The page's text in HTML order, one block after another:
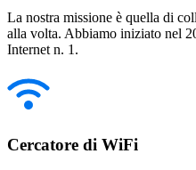
La nostra missione è quella di
alla volta. Abbiamo iniziato nel
Internet n. 1.
Cercatore di WiFi